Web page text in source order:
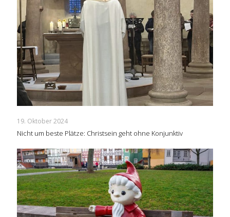
19. Oktober 2024
Nicht um beste Plätze: Christsein geht ohne Konjunktiv